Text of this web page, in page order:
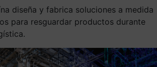
diseña y fabrica soluciones a medida
para resguardar productos durante